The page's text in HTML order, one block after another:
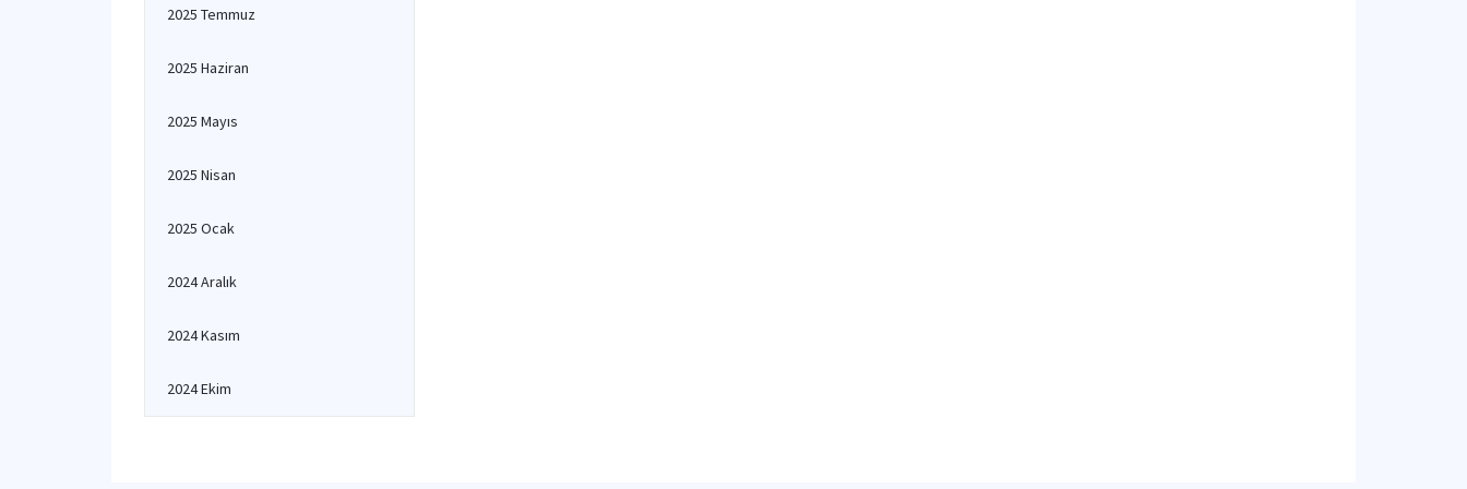
2025 Temmuz
2025 Haziran
2025 Mayıs
2025 Nisan
2025 Ocak
2024 Aralık
2024 Kasım
2024 Ekim